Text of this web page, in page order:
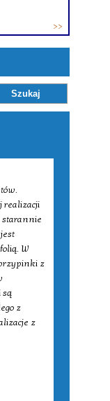
Szukaj
realizacji
starannie
W
z
są
z
z